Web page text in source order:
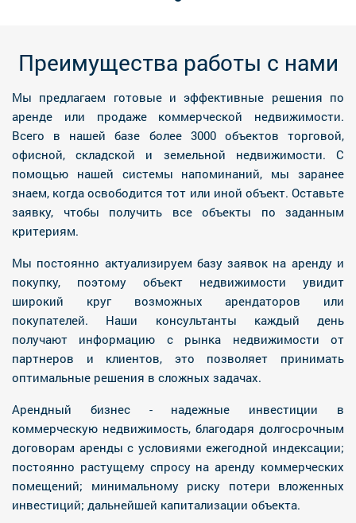
Преимущества работы с нами
Мы предлагаем готовые и эффективные решения по
аренде или продаже коммерческой недвижимости.
Всего в нашей базе более 3000 объектов торговой,
офисной, складской и земельной недвижимости. С
помощью нашей системы напоминаний, мы заранее
знаем, когда освободится тот или иной объект. Оставьте
заявку, чтобы получить все объекты по заданным
критериям.
Мы постоянно актуализируем базу заявок на аренду и
покупку, поэтому объект недвижимости увидит
широкий круг возможных арендаторов или
покупателей. Наши консультанты каждый день
получают информацию с рынка недвижимости от
партнеров и клиентов, это позволяет принимать
оптимальные решения в сложных задачах.
Арендный бизнес - надежные инвестиции в
коммерческую недвижимость, благодаря долгосрочным
договорам аренды с условиями ежегодной индексации;
постоянно растущему спросу на аренду коммерческих
помещений; минимальному риску потери вложенных
инвестиций; дальнейшей капитализации объекта.